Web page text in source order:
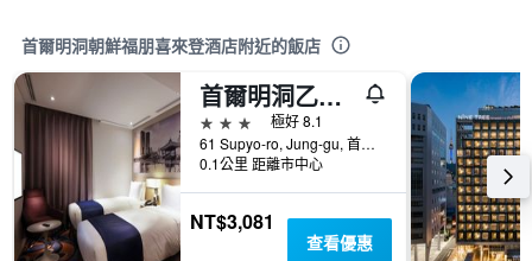
首爾明洞朝鮮福朋喜來登酒店附近的飯店
首爾明洞乙支路彩鴻酒店
3星級
極好 8.1
61 Supyo-ro, Jung-gu, 首爾, 韓國
0.1公里 距離市中心
NT$3,081
查看優惠